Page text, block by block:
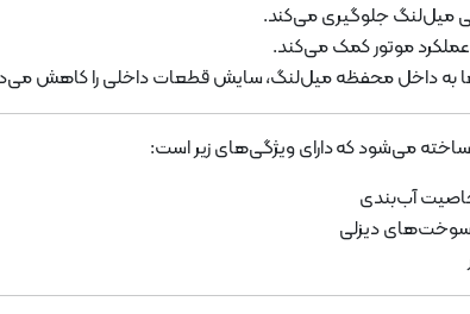
میل‌لنگ جلوگیری می‌کند.
موتور کمک می‌کند.
به داخل محفظه میل‌لنگ، سایش قطعات داخلی را کاهش
می‌شود که دارای ویژگی‌های زیر است:
خاصیت آب‌بندی
سوخت‌های دیزلی